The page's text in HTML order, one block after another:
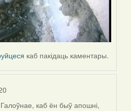
каб пакідаць каментары.
каб ён быў апошні,